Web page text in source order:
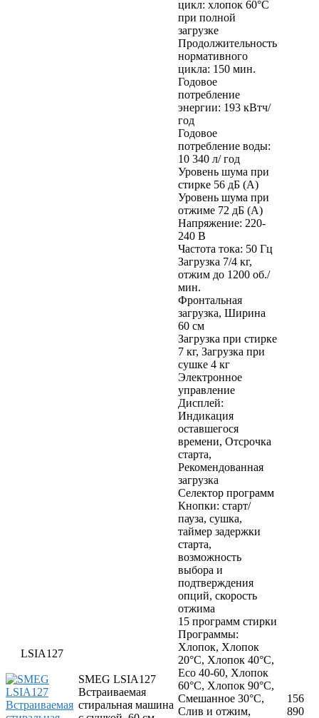
цикл: хлопок 60°C
при полной
загрузке
Продолжительность
нормативного
цикла: 150 мин.
Годовое
потребление
энергии: 193 кВтч/
год
Годовое
потребление воды:
10 340 л/ год
Уровень шума при
стирке 56 дБ (А)
Уровень шума при
отжиме 72 дБ (А)
Напряжение: 220-
240 В
Частота тока: 50 Гц
LSIA127
SMEG LSIA127
Встраиваемая
стиральная машина
Загрузка 7/4 кг,
отжим до 1200 об./
мин.
Фронтальная
загрузка, Ширина
60 см
Загрузка при стирке
7 кг, Загрузка при
сушке 4 кг
Электронное
управление
Дисплей:
Индикация
оставшегося
времени, Отсрочка
старта,
Рекомендованная
загрузка
Селектор программ
Кнопки: старт/
пауза, сушка,
таймер задержки
старта,
возможность
выбора и
подтверждения
опций, скорость
отжима
15 программ стирки
Программы:
Хлопок, Хлопок
20°С, Хлопок 40°С,
Eco 40-60, Хлопок
60°С, Хлопок 90°С,
Смешанное 30°С,
Слив и отжим,
156
890